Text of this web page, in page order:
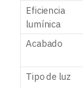
Eficiencia
lumínica
Acabado
Tipo de luz